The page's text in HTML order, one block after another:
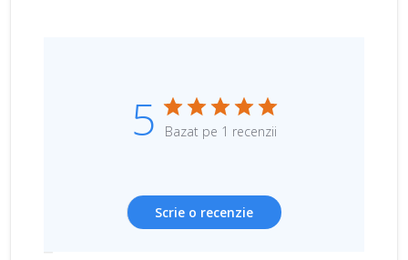
5 Bazat pe 1 recenzii
Scrie o recenzie